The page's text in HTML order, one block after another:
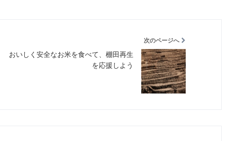
次のページへ
おいしく安全なお米を食べて、棚田再生
を応援しよう